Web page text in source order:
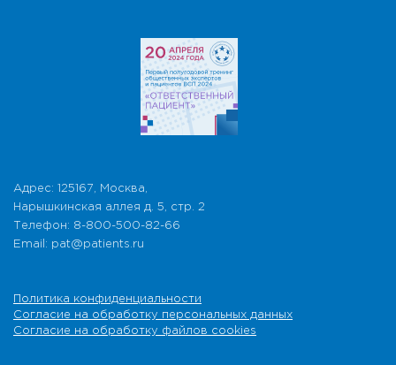
Адрес: 125167, Москва,
Нарышкинская аллея д. 5, стр. 2
Телефон: 8-800-500-82-66
Email: pat@patients.ru
Политика конфиденциальности
Согласие на обработку персональных данных
Согласие на обработку файлов cookies